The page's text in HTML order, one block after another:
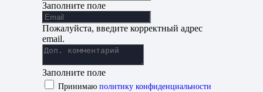
Заполните поле
Пожалуйста, введите корректный адрес
email.
Заполните поле
Принимаю политику конфиденциальности